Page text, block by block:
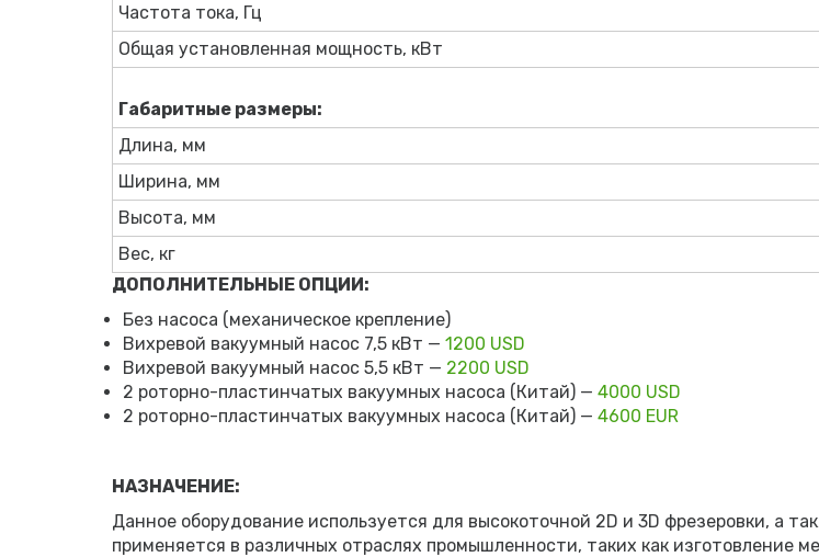
Частота тока, Гц
Общая установленная мощность, кВт
Габаритные размеры:
Длина, мм
Ширина, мм
Высота, мм
Вес, кг
ДОПОЛНИТЕЛЬНЫЕ ОПЦИИ:
Без насоса (механическое крепление)
Вихревой вакуумный насос 7,5 кВт — 1200 USD
Вихревой вакуумный насос 5,5 кВт — 2200 USD
2 роторно-пластинчатых вакуумных насоса (Китай) — 4000 USD
2 роторно-пластинчатых вакуумных насоса (Китай) — 4600 EUR
НАЗНАЧЕНИЕ:
Данное оборудование используется для высокоточной 2D и 3D фрезеровки, а
применяется в различных отраслях промышленности, таких как изготовление